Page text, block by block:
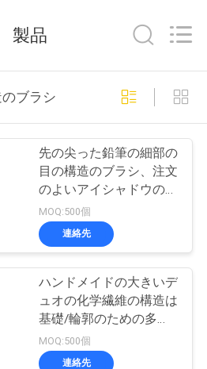
造のブラ
99
造のブラ
142
製品
ブラシ
先の尖った鉛筆の細部の
目の構造のブラシ、注文
のよいアイシャドウのブ
ラシ
MOQ:500個
連絡先
ハンドメイドの大きいデ
ュオの化学繊維の構造は
基礎/輪郭のための多目
的にブラシをかけます
MOQ:500個
連絡先